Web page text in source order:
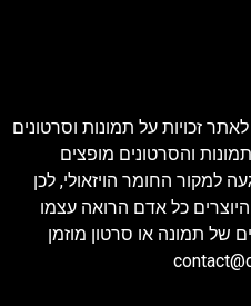
זכויות על תמונות וסרטונים
והסרטונים מופצים
החומר הויזאולי, לכן
זכויות היוצרים כל אדם הרואה עצמו
של תמונה או סרטון מוזמן